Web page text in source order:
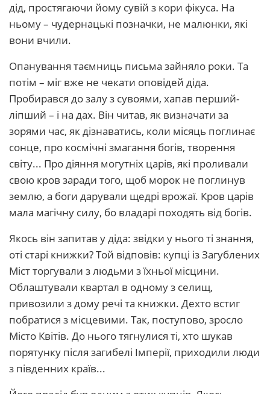
дід, простягаючи йому сувій з кори фікуса. На
ньому – чудернацькі позначки, не малюнки, які
вони вчили.
Опанування таємниць письма зайняло роки. Та
потім – міг вже не чекати оповідей діда.
Пробирався до залу з сувоями, хапав перший-
ліпший – і на дах. Він читав, як визначати за
зорями час, як дізнаватись, коли місяць поглинає
сонце, про космічні змагання богів, творення
світу... Про діяння могутніх царів, які проливали
свою кров заради того, щоб морок не поглинув
землю, а боги дарували щедрі врожаї. Кров царів
мала магічну силу, бо владарі походять від богів.
Якось він запитав у діда: звідки у нього ті знання,
оті старі книжки? Той відповів: купці із Загублених
Міст торгували з людьми з їхньої місцини.
Облаштували квартал в одному з селищ,
привозили з дому речі та книжки. Дехто встиг
побратися з місцевими. Так, поступово, зросло
Місто Квітів. До нього тягнулися ті, хто шукав
порятунку після загибелі Імперії, приходили люди
з південних країв...